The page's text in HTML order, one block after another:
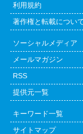
利用規約
著作権と転載につい
ソーシャルメディア
メールマガジン
RSS
提供元一覧
キーワード一覧
サイトマップ